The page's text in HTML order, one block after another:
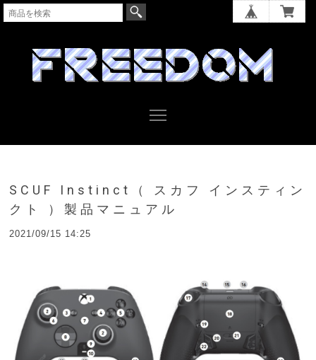
SCUF Instinct（ スカフ インスティン
クト ）製品マニュアル
2021/09/15 14:25